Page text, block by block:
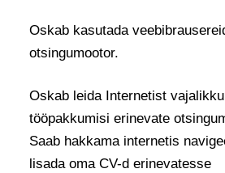
Oskab kasutada
otsingumootor.
Oskab leida Internetist
tööpakkumisi erinevate
Saab hakkama internetis
lisada oma CV-d erinevatesse